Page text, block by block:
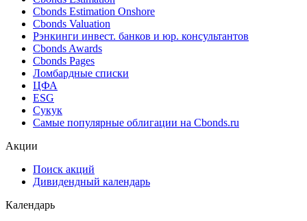
Cbonds Estimation Onshore
Cbonds Valuation
Рэнкинги инвест. банков и юр. консультантов
Cbonds Awards
Cbonds Pages
Ломбардные списки
ЦФА
ESG
Сукук
Самые популярные облигации на Cbonds.ru
Акции
Поиск акций
Дивидендный календарь
Календарь